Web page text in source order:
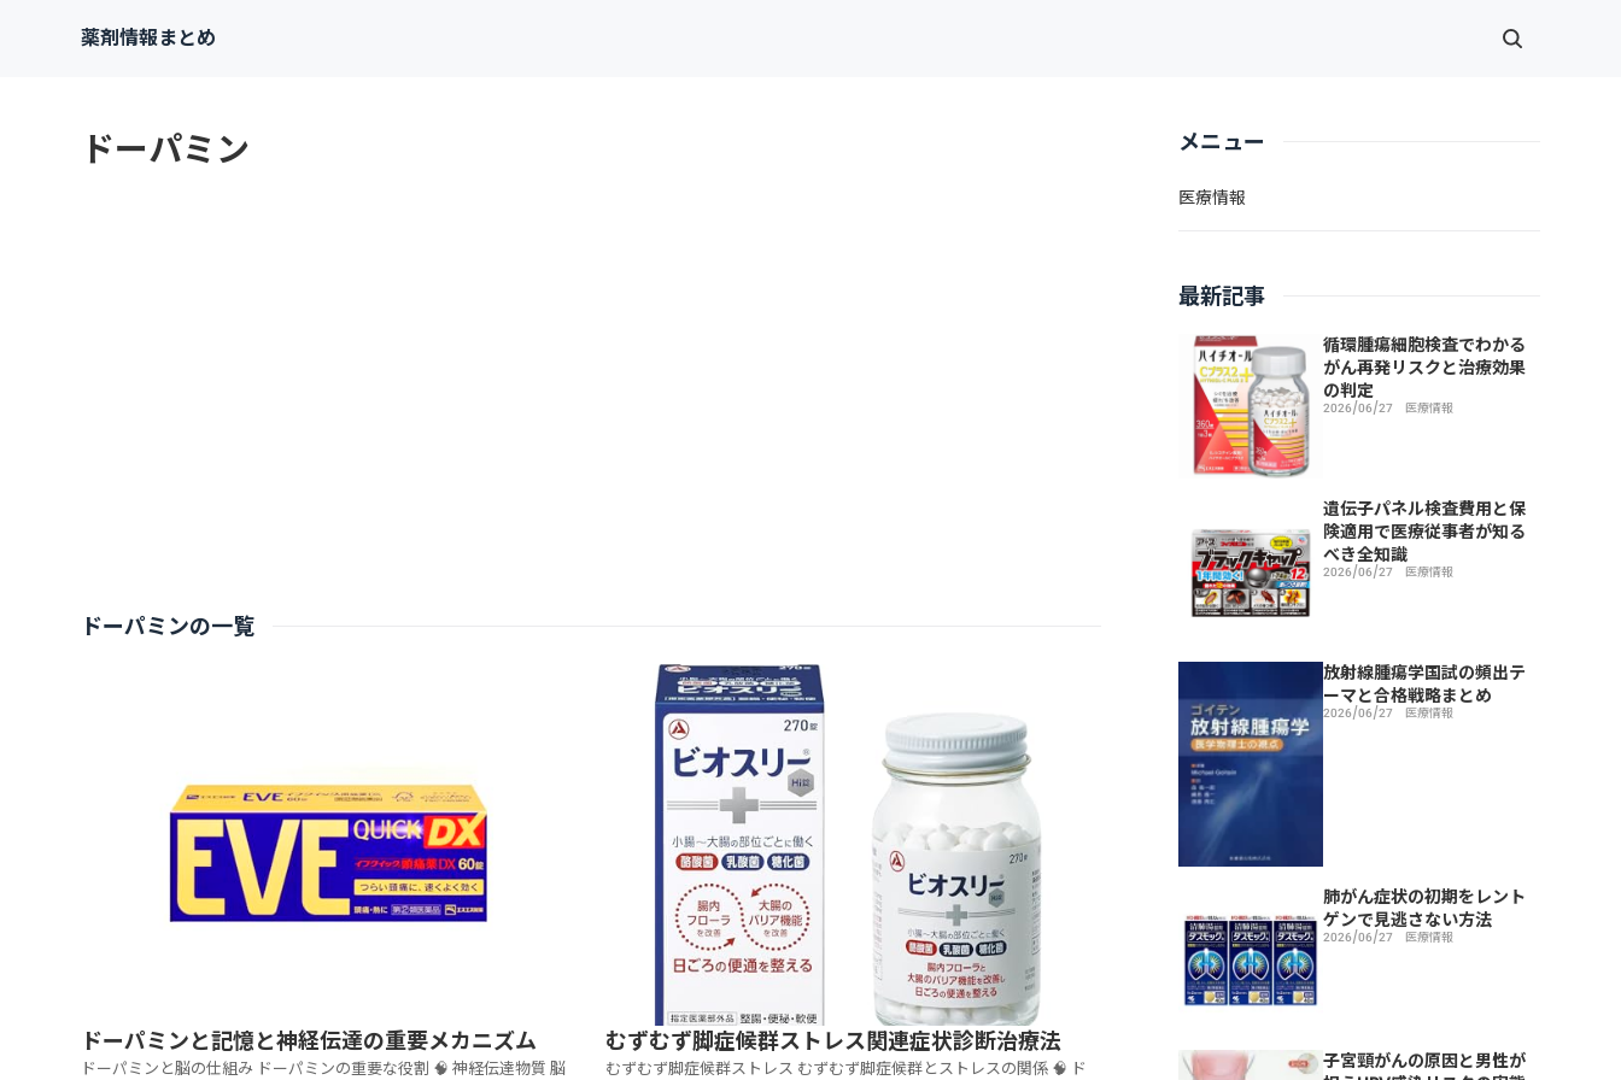
薬剤情報まとめ
ドーパミン
ドーパミンの一覧
ドーパミンと記憶と神経伝達の重要メカニズム
ドーパミンと脳の仕組み ドーパミンの重要な役割 🧠 神経伝達物質 脳
むずむず脚症候群ストレス関連症状診断治療法
むずむず脚症候群ストレス むずむず脚症候群とストレスの関係 🧠 ド
メニュー
医療情報
最新記事
循環腫瘍細胞検査でわかる
がん再発リスクと治療効果
の判定
2026/06/27 医療情報
遺伝子パネル検査費用と保
険適用で医療従事者が知る
べき全知識
2026/06/27 医療情報
放射線腫瘍学国試の頻出テ
ーマと合格戦略まとめ
2026/06/27 医療情報
肺がん症状の初期をレント
ゲンで見逃さない方法
2026/06/27 医療情報
子宮頸がんの原因と男性が